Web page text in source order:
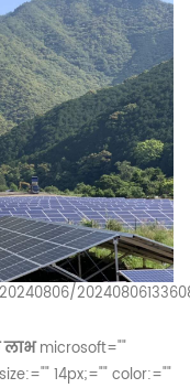
लाभmicrosoft=""
14px;="" color:=""